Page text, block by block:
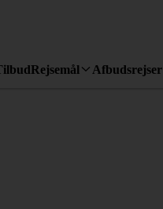
Rejsemål Afbudsrejser